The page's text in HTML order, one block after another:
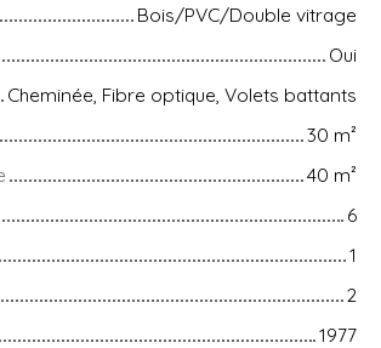
Bois/PVC/Double vitrage
Oui
Cheminée, Fibre optique, Volets battants
30 m²
40 m²
6
1
2
1977